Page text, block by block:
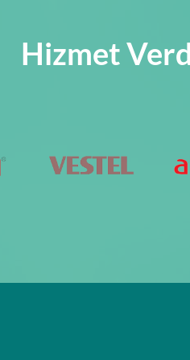
Hizmet